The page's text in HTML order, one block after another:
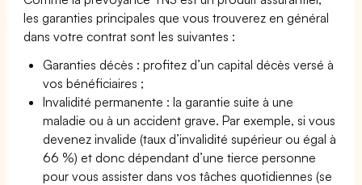
les garanties principales que vous trouverez en général
dans votre contrat sont les suivantes :
Garanties décès : profitez d’un capital décès versé à
vos bénéficiaires ;
Invalidité permanente : la garantie suite à une
maladie ou à un accident grave. Par exemple, si vous
devenez invalide (taux d’invalidité supérieur ou égal à
66 %) et donc dépendant d’une tierce personne
pour vous assister dans vos tâches quotidiennes (se